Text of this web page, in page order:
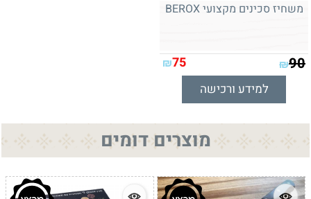
משחיז סכינים מקצועי BEROX
₪90
₪75
למידע ורכישה
מוצרים דומים